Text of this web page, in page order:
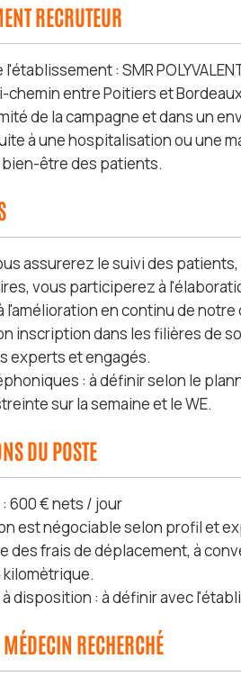
RECRUTEUR
: SMR
chemin entre Poitiers et
de la campagne et dans un
à une hospitalisation ou une
être des patients.
assurerez le suivi des
vous participerez à
en continu de
inscription dans les filières de
experts et engagés.
: à définir selon le
sur la semaine et le WE.
DU POSTE
600 € nets / jour
est négociable selon profil et
des frais de déplacement, à
disposition : à définir avec
RECHERCHÉ